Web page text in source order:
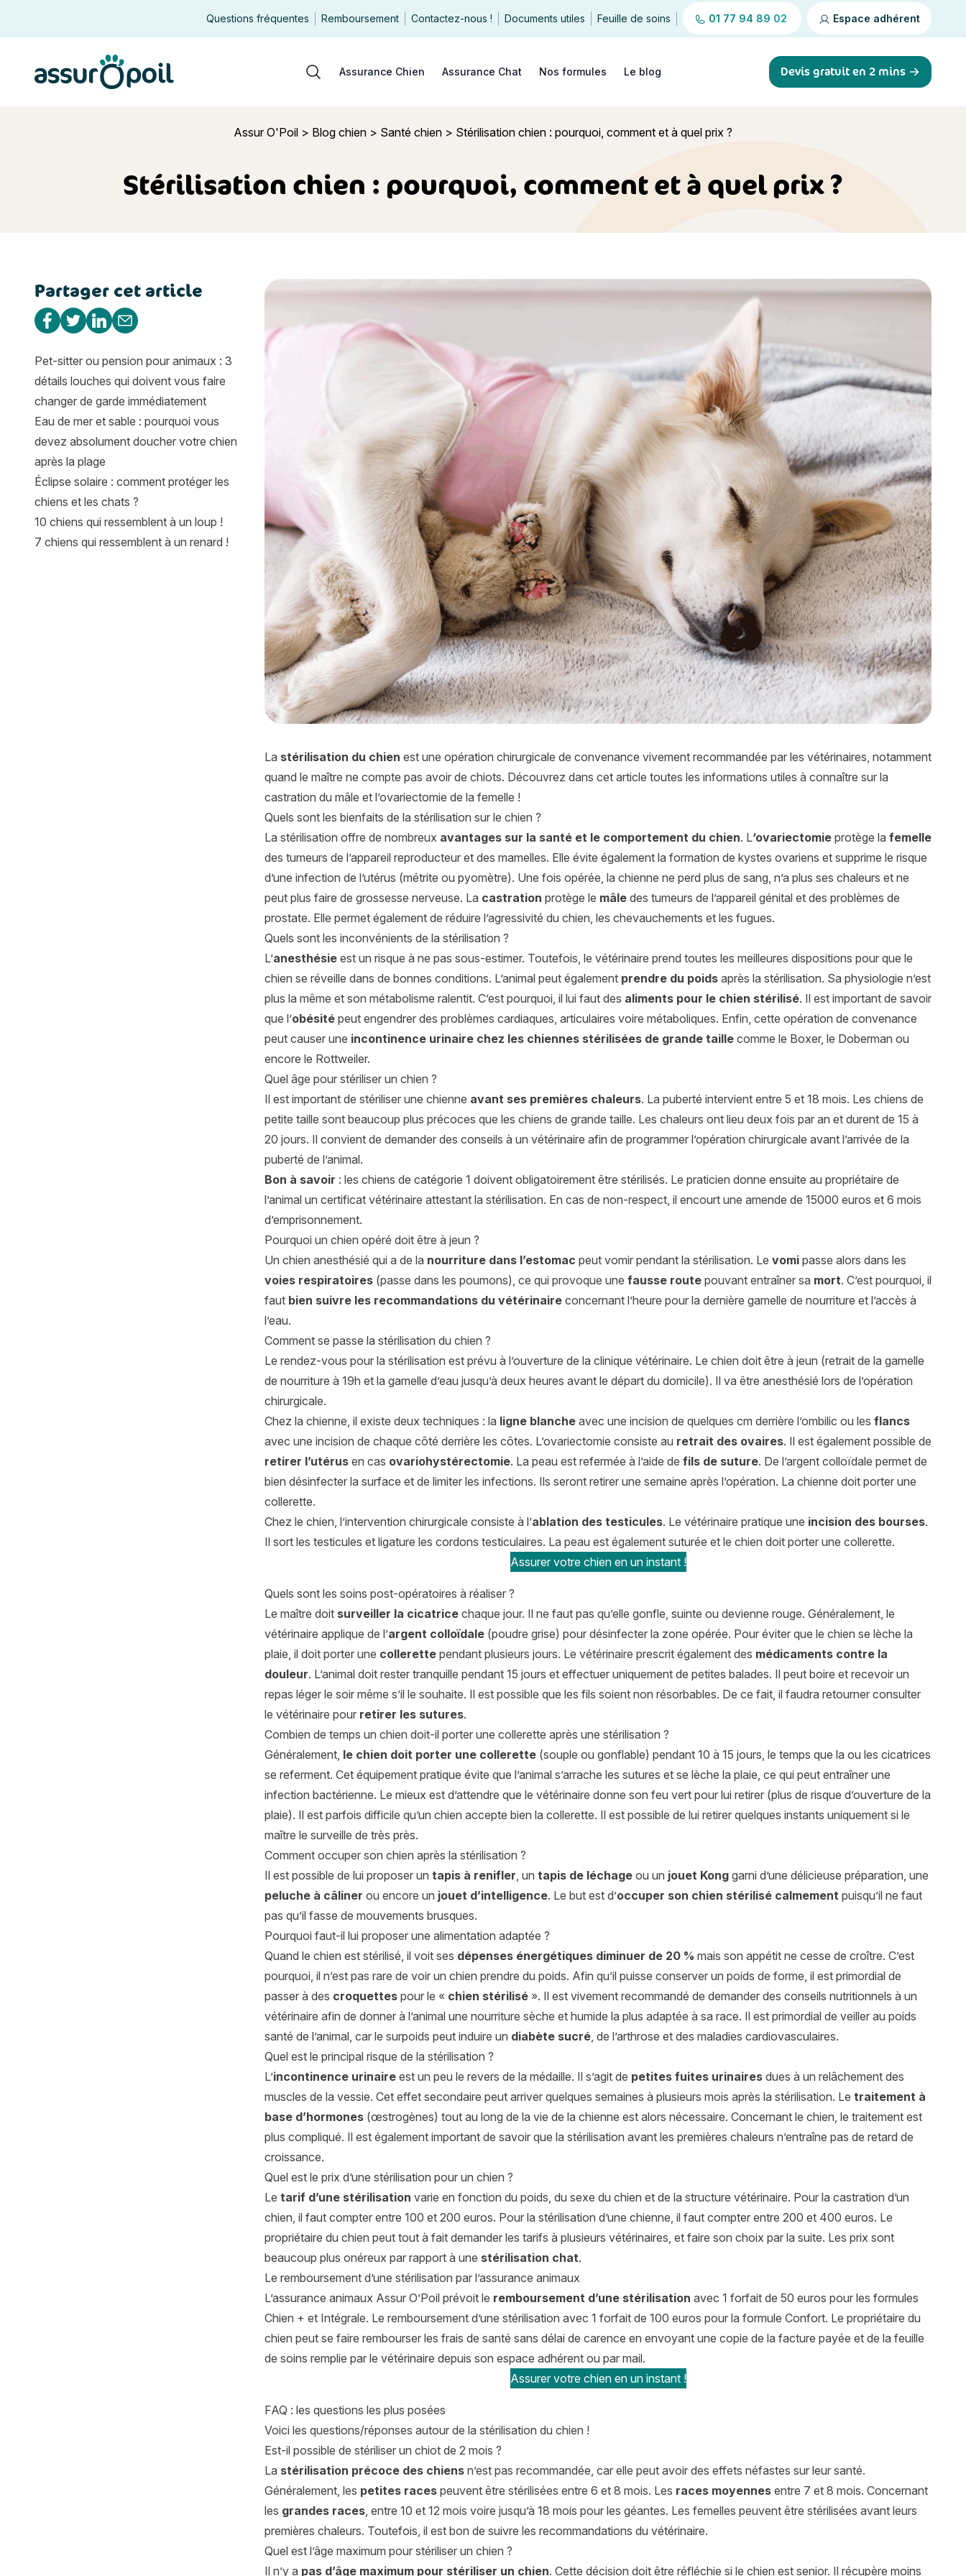
Questions fréquentes Remboursement Contactez-nous ! Documents utiles Feuille de soins 01 77 94 89 02 Espace adhérent
Rechercher
Assurance Chien Assurance Chat Nos formules Le blog Devis gratuit en 2 mins
Assur O'Poil > Blog chien > Santé chien > Stérilisation chien : pourquoi, comment et à quel prix ?
Stérilisation chien : pourquoi, comment et à quel prix ?
Stérilisation chien : pourquoi, comment et à quel prix ?
La stérilisation du chien est une opération chirurgicale de convenance vivement recommandée par les vétérinaires, notamment
quand le maître ne compte pas avoir de chiots. Découvrez dans cet article toutes les informations utiles à connaître sur la
castration du mâle et l’ovariectomie de la femelle !
Quels sont les bienfaits de la stérilisation sur le chien ?
La stérilisation offre de nombreux avantages sur la santé et le comportement du chien. L‘ovariectomie protège la femelle
des tumeurs de l’appareil reproducteur et des mamelles. Elle évite également la formation de kystes ovariens et supprime le risque
d’une infection de l’utérus (métrite ou pyomètre). Une fois opérée, la chienne ne perd plus de sang, n’a plus ses chaleurs et ne
peut plus faire de grossesse nerveuse. La castration protège le mâle des tumeurs de l’appareil génital et des problèmes de
prostate. Elle permet également de réduire l’agressivité du chien, les chevauchements et les fugues.
Quels sont les inconvénients de la stérilisation ?
L’anesthésie est un risque à ne pas sous-estimer. Toutefois, le vétérinaire prend toutes les meilleures dispositions pour que le
chien se réveille dans de bonnes conditions. L’animal peut également prendre du poids après la stérilisation. Sa physiologie n’est
plus la même et son métabolisme ralentit. C’est pourquoi, il lui faut des aliments pour le chien stérilisé. Il est important de savoir
que l’obésité peut engendrer des problèmes cardiaques, articulaires voire métaboliques. Enfin, cette opération de convenance
peut causer une incontinence urinaire chez les chiennes stérilisées de grande taille comme le Boxer, le Doberman ou
encore le Rottweiler.
Quel âge pour stériliser un chien ?
Il est important de stériliser une chienne avant ses premières chaleurs. La puberté intervient entre 5 et 18 mois. Les chiens de
petite taille sont beaucoup plus précoces que les chiens de grande taille. Les chaleurs ont lieu deux fois par an et durent de 15 à
20 jours. Il convient de demander des conseils à un vétérinaire afin de programmer l’opération chirurgicale avant l’arrivée de la
puberté de l’animal.
Bon à savoir : les chiens de catégorie 1 doivent obligatoirement être stérilisés. Le praticien donne ensuite au propriétaire de
l’animal un certificat vétérinaire attestant la stérilisation. En cas de non-respect, il encourt une amende de 15000 euros et 6 mois
d’emprisonnement.
Pourquoi un chien opéré doit être à jeun ?
Un chien anesthésié qui a de la nourriture dans l’estomac peut vomir pendant la stérilisation. Le vomi passe alors dans les
voies respiratoires (passe dans les poumons), ce qui provoque une fausse route pouvant entraîner sa mort. C’est pourquoi, il
faut bien suivre les recommandations du vétérinaire concernant l’heure pour la dernière gamelle de nourriture et l’accès à
l’eau.
Comment se passe la stérilisation du chien ?
Le rendez-vous pour la stérilisation est prévu à l’ouverture de la clinique vétérinaire. Le chien doit être à jeun (retrait de la gamelle
de nourriture à 19h et la gamelle d’eau jusqu’à deux heures avant le départ du domicile). Il va être anesthésié lors de l’opération
chirurgicale.
Chez la chienne, il existe deux techniques : la ligne blanche avec une incision de quelques cm derrière l’ombilic ou les flancs
avec une incision de chaque côté derrière les côtes. L’ovariectomie consiste au retrait des ovaires. Il est également possible de
retirer l’utérus en cas ovariohystérectomie. La peau est refermée à l’aide de fils de suture. De l’argent colloïdale permet de
bien désinfecter la surface et de limiter les infections. Ils seront retirer une semaine après l’opération. La chienne doit porter une
collerette.
Chez le chien, l’intervention chirurgicale consiste à l’ablation des testicules. Le vétérinaire pratique une incision des bourses.
Il sort les testicules et ligature les cordons testiculaires. La peau est également suturée et le chien doit porter une collerette.
Assurer votre chien en un instant !
Quels sont les soins post-opératoires à réaliser ?
Le maître doit surveiller la cicatrice chaque jour. Il ne faut pas qu’elle gonfle, suinte ou devienne rouge. Généralement, le
vétérinaire applique de l’argent colloïdale (poudre grise) pour désinfecter la zone opérée. Pour éviter que le chien se lèche la
plaie, il doit porter une collerette pendant plusieurs jours. Le vétérinaire prescrit également des médicaments contre la
douleur. L’animal doit rester tranquille pendant 15 jours et effectuer uniquement de petites balades. Il peut boire et recevoir un
repas léger le soir même s’il le souhaite. Il est possible que les fils soient non résorbables. De ce fait, il faudra retourner consulter
le vétérinaire pour retirer les sutures.
Combien de temps un chien doit-il porter une collerette après une stérilisation ?
Généralement, le chien doit porter une collerette (souple ou gonflable) pendant 10 à 15 jours, le temps que la ou les cicatrices
se referment. Cet équipement pratique évite que l’animal s’arrache les sutures et se lèche la plaie, ce qui peut entraîner une
infection bactérienne. Le mieux est d’attendre que le vétérinaire donne son feu vert pour lui retirer (plus de risque d’ouverture de la
plaie). Il est parfois difficile qu’un chien accepte bien la collerette. Il est possible de lui retirer quelques instants uniquement si le
maître le surveille de très près.
Comment occuper son chien après la stérilisation ?
Il est possible de lui proposer un tapis à renifler , un tapis de léchage ou un jouet Kong garni d’une délicieuse préparation, une
peluche à câliner ou encore un jouet d’intelligence. Le but est d’occuper son chien stérilisé calmement puisqu’il ne faut
pas qu’il fasse de mouvements brusques.
Pourquoi faut-il lui proposer une alimentation adaptée ?
Quand le chien est stérilisé, il voit ses dépenses énergétiques diminuer de 20 % mais son appétit ne cesse de croître. C’est
pourquoi, il n’est pas rare de voir un chien prendre du poids. Afin qu’il puisse conserver un poids de forme, il est primordial de
passer à des croquettes pour le « chien stérilisé ». Il est vivement recommandé de demander des conseils nutritionnels à un
vétérinaire afin de donner à l’animal une nourriture sèche et humide la plus adaptée à sa race. Il est primordial de veiller au poids
santé de l’animal, car le surpoids peut induire un diabète sucré , de l’arthrose et des maladies cardiovasculaires.
Quel est le principal risque de la stérilisation ?
L’incontinence urinaire est un peu le revers de la médaille. Il s’agit de petites fuites urinaires dues à un relâchement des
muscles de la vessie. Cet effet secondaire peut arriver quelques semaines à plusieurs mois après la stérilisation. Le traitement à
base d’hormones (œstrogènes) tout au long de la vie de la chienne est alors nécessaire. Concernant le chien, le traitement est
plus compliqué. Il est également important de savoir que la stérilisation avant les premières chaleurs n’entraîne pas de retard de
croissance.
Quel est le prix d’une stérilisation pour un chien ?
Le tarif d’une stérilisation varie en fonction du poids, du sexe du chien et de la structure vétérinaire. Pour la castration d’un
chien, il faut compter entre 100 et 200 euros. Pour la stérilisation d’une chienne, il faut compter entre 200 et 400 euros. Le
propriétaire du chien peut tout à fait demander les tarifs à plusieurs vétérinaires, et faire son choix par la suite. Les prix sont
beaucoup plus onéreux par rapport à une stérilisation chat.
Le remboursement d’une stérilisation par l’assurance animaux
L’assurance animaux Assur O’Poil prévoit le remboursement d’une stérilisation avec 1 forfait de 50 euros pour les formules
Chien + et Intégrale. Le remboursement d’une stérilisation avec 1 forfait de 100 euros pour la formule Confort. Le propriétaire du
chien peut se faire rembourser les frais de santé sans délai de carence en envoyant une copie de la facture payée et de la feuille
de soins remplie par le vétérinaire depuis son espace adhérent ou par mail.
Assurer votre chien en un instant !
FAQ : les questions les plus posées
Voici les questions/réponses autour de la stérilisation du chien !
Est-il possible de stériliser un chiot de 2 mois ?
La stérilisation précoce des chiens n’est pas recommandée, car elle peut avoir des effets néfastes sur leur santé.
Généralement, les petites races peuvent être stérilisées entre 6 et 8 mois. Les races moyennes entre 7 et 8 mois. Concernant
les grandes races , entre 10 et 12 mois voire jusqu’à 18 mois pour les géantes. Les femelles peuvent être stérilisées avant leurs
premières chaleurs. Toutefois, il est bon de suivre les recommandations du vétérinaire.
Quel est l’âge maximum pour stériliser un chien ?
Il n’y a pas d’âge maximum pour stériliser un chien. Cette décision doit être réfléchie si le chien est senior. Il récupère moins
Partager cet article
Partager sur Facebook
Partager sur Twitter
Partager sur Linkedin
Partager par e-mail
Pet-sitter ou pension pour animaux : 3
détails louches qui doivent vous faire
changer de garde immédiatement
Eau de mer et sable : pourquoi vous
devez absolument doucher votre chien
après la plage
Éclipse solaire : comment protéger les
chiens et les chats ?
10 chiens qui ressemblent à un loup !
7 chiens qui ressemblent à un renard !